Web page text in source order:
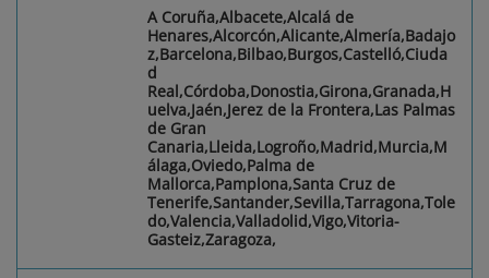
A Coruña,Albacete,Alcalá de
Henares,Alcorcón,Alicante,Almería,Badajo
z,Barcelona,Bilbao,Burgos,Castelló,Ciuda
d
Real,Córdoba,Donostia,Girona,Granada,H
uelva,Jaén,Jerez de la Frontera,Las Palmas
de Gran
Canaria,Lleida,Logroño,Madrid,Murcia,M
álaga,Oviedo,Palma de
Mallorca,Pamplona,Santa Cruz de
Tenerife,Santander,Sevilla,Tarragona,Tole
do,Valencia,Valladolid,Vigo,Vitoria-
Gasteiz,Zaragoza,